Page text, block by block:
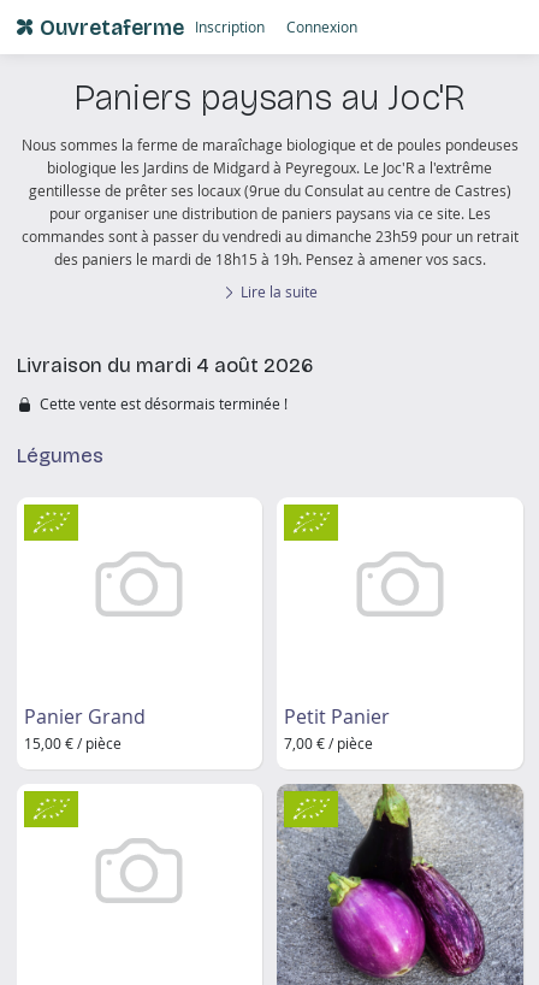
Ouvretaferme Inscription Connexion
Paniers paysans au Joc'R
Nous sommes la ferme de maraîchage biologique et de poules pondeuses
biologique les Jardins de Midgard à Peyregoux. Le Joc'R a l'extrême
gentillesse de prêter ses locaux(9rue du Consulat au centre de Castres)
pour organiser une distribution de paniers paysans via ce site. Les
commandes sont à passer du vendredi au dimanche 23h59 pour un retrait
des paniers le mardi de 18h15 à 19h. Pensez à amener vos sacs.
Lire la suite
Livraison du mardi 4 août 2026
Cette vente est désormais terminée !
Légumes
Panier Grand
15,00 € / pièce
Petit Panier
7,00 € / pièce